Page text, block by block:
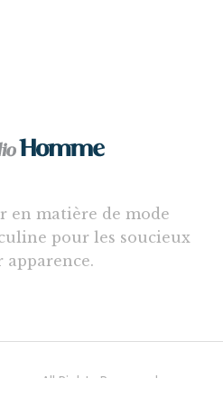
en matière de mode
pour les soucieux
apparence.
All Rights Reserved.